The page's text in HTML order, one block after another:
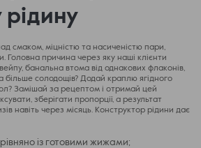
рідину
смаком, міцністю та насиченістю пари,
Головна причина через яку наші клієнти
банальна втома від однакових флаконів,
більше солодощів? Додай краплю ягідного
Замішай за рецептом і отримай цей
зберігати пропорції, а результат
навіть через місяць. Конструктор рідини дає
із готовими жижами;